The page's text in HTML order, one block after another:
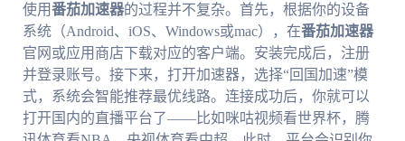
使用番茄加速器的过程并不复杂。首先，根据你的设备
系统（Android、iOS、Windows或mac），在番茄加速器
官网或应用商店下载对应的客户端。安装完成后，注册
并登录账号。接下来，打开加速器，选择“回国加速”模
式，系统会智能推荐最优线路。连接成功后，你就可以
打开国内的直播平台了——比如咪咕视频看世界杯，腾